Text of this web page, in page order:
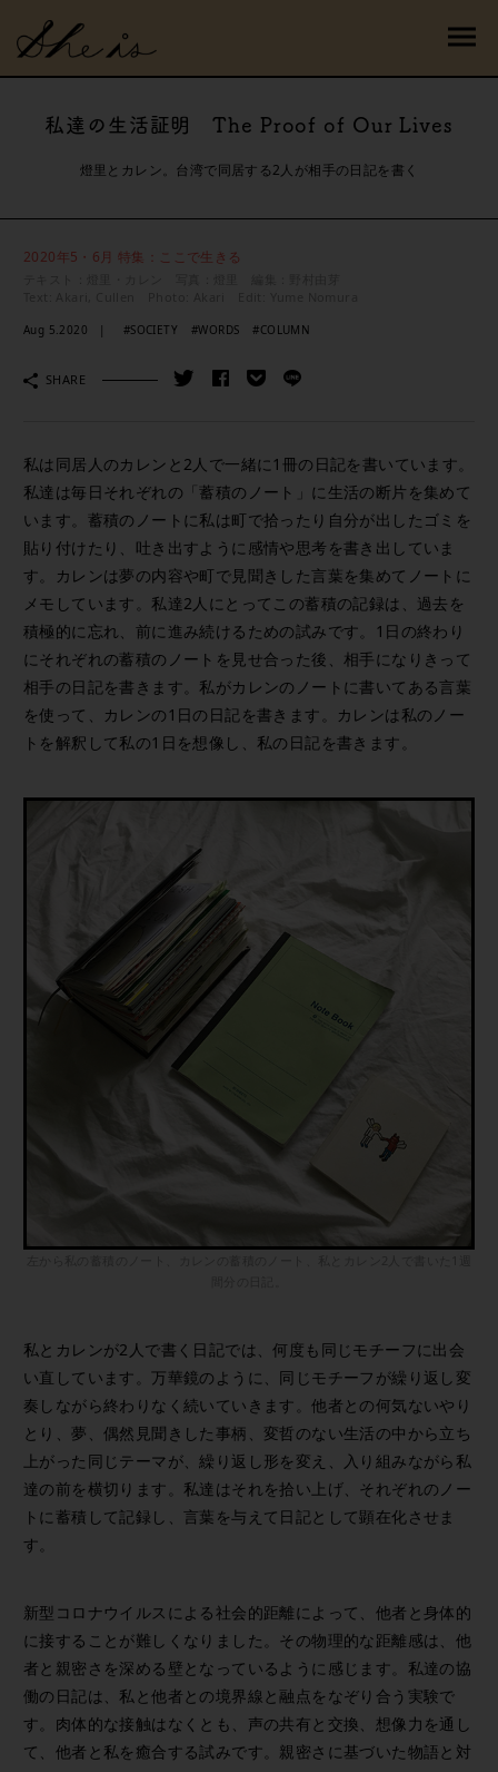
私達の生活証明 The Proof of Our Lives
燈里とカレン。台湾で同居する2人が相手の日記を書く
2020年5・6月 特集：ここで生きる
Aug 5.2020 #SOCIETY #WORDS #COLUMN
SHARE
私は同居人のカレンと2人で一緒に1冊の日記を書いています。
私達は毎日それぞれの「蓄積のノート」に生活の断片を集めて
います。蓄積のノートに私は町で拾ったり自分が出したゴミを
貼り付けたり、吐き出すように感情や思考を書き出していま
す。カレンは夢の内容や町で見聞きした言葉を集めてノートに
メモしています。私達2人にとってこの蓄積の記録は、過去を
積極的に忘れ、前に進み続けるための試みです。1日の終わり
にそれぞれの蓄積のノートを見せ合った後、相手になりきって
相手の日記を書きます。私がカレンのノートに書いてある言葉
を使って、カレンの1日の日記を書きます。カレンは私のノー
トを解釈して私の1日を想像し、私の日記を書きます。
私とカレンが2人で書く日記では、何度も同じモチーフに出会
い直しています。万華鏡のように、同じモチーフが繰り返し変
奏しながら終わりなく続いていきます。他者との何気ないやり
とり、夢、偶然見聞きした事柄、変哲のない生活の中から立ち
上がった同じテーマが、繰り返し形を変え、入り組みながら私
達の前を横切ります。私達はそれを拾い上げ、それぞれのノー
トに蓄積して記録し、言葉を与えて日記として顕在化させま
す。
新型コロナウイルスによる社会的距離によって、他者と身体的
に接することが難しくなりました。その物理的な距離感は、他
者と親密さを深める壁となっているように感じます。私達の協
働の日記は、私と他者との境界線と融点をなぞり合う実験で
す。肉体的な接触はなくとも、声の共有と交換、想像力を通し
て、他者と私を癒合する試みです。親密さに基づいた物語と対